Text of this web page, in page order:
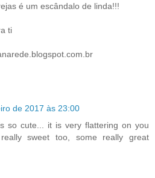
é um escândalo de linda!!!
ti
de 2017 às 23:00
so cute... it is very flattering on you
sweet too, some really great